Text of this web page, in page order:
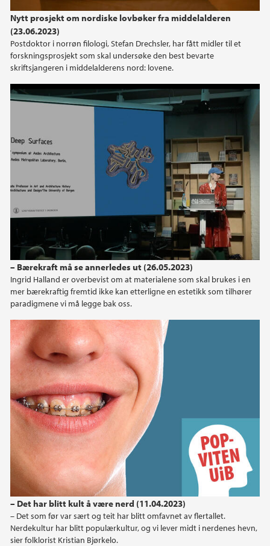
Nytt prosjekt om nordiske lovbøker fra middelalderen
(23.06.2023)
Postdoktor i norrøn filologi, Stefan Drechsler, har fått midler til et
forskningsprosjekt som skal undersøke den best bevarte
skriftsjangeren i middelalderens nord: lovene.
– Bærekraft må se annerledes ut (26.05.2023)
Ingrid Halland er overbevist om at materialene som skal brukes i en
mer bærekraftig fremtid ikke kan etterligne en estetikk som tilhører
paradigmene vi må legge bak oss.
– Det har blitt kult å være nerd (11.04.2023)
– Det som før var sært og teit har blitt omfavnet av flertallet.
Nerdekultur har blitt populærkultur, og vi lever midt i nerdenes hevn,
sier folklorist Kristian Bjørkelo.
2022
2021
2019
2018
2017
2015
2014
2013
2012